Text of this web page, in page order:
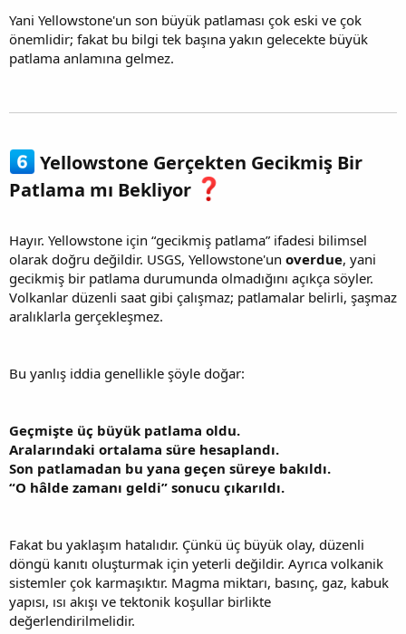
Yani Yellowstone'un son büyük patlaması çok eski ve çok
önemlidir; fakat bu bilgi tek başına yakın gelecekte büyük
patlama anlamına gelmez.
Yellowstone Gerçekten Gecikmiş Bir
Patlama mı Bekliyor
Hayır. Yellowstone için “gecikmiş patlama” ifadesi bilimsel
olarak doğru değildir. USGS, Yellowstone'un overdue, yani
gecikmiş bir patlama durumunda olmadığını açıkça söyler.
Volkanlar düzenli saat gibi çalışmaz; patlamalar belirli, şaşmaz
aralıklarla gerçekleşmez.
Bu yanlış iddia genellikle şöyle doğar:
Geçmişte üç büyük patlama oldu.
Aralarındaki ortalama süre hesaplandı.
Son patlamadan bu yana geçen süreye bakıldı.
“O hâlde zamanı geldi” sonucu çıkarıldı.
Fakat bu yaklaşım hatalıdır. Çünkü üç büyük olay, düzenli
döngü kanıtı oluşturmak için yeterli değildir. Ayrıca volkanik
sistemler çok karmaşıktır. Magma miktarı, basınç, gaz, kabuk
yapısı, ısı akışı ve tektonik koşullar birlikte
değerlendirilmelidir.